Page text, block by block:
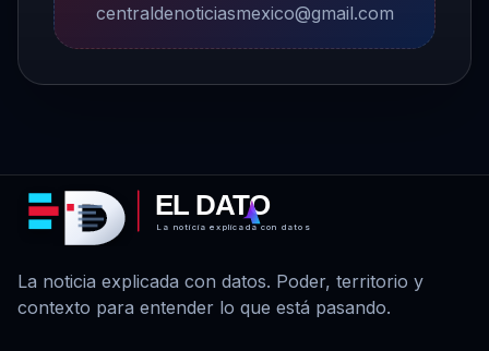
centraldenoticiasmexico@gmail.com
EL DATO
La noticia explicada con datos
La noticia explicada con datos. Poder, territorio y
contexto para entender lo que está pasando.